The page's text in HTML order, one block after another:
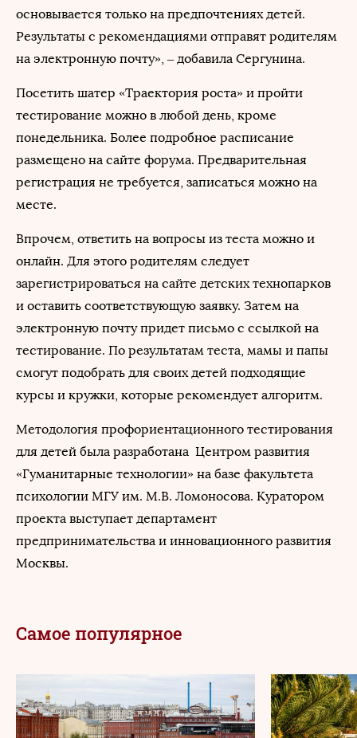
основывается только на предпочтениях детей.
Результаты с рекомендациями отправят родителям
на электронную почту», – добавила Сергунина.
Посетить шатер «Траектория роста» и пройти
тестирование можно в любой день, кроме
понедельника. Более подробное расписание
размещено на сайте форума. Предварительная
регистрация не требуется, записаться можно на
месте.
Впрочем, ответить на вопросы из теста можно и
онлайн. Для этого родителям следует
зарегистрироваться на сайте детских технопарков
и оставить соответствующую заявку. Затем на
электронную почту придет письмо с ссылкой на
тестирование. По результатам теста, мамы и папы
смогут подобрать для своих детей подходящие
курсы и кружки, которые рекомендует алгоритм.
Методология профориентационного тестирования
для детей была разработана Центром развития
«Гуманитарные технологии» на базе факультета
психологии МГУ им. М.В. Ломоносова. Куратором
проекта выступает департамент
предпринимательства и инновационного развития
Москвы.
Самое популярное